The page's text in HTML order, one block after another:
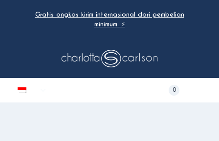
Gratis ongkos kirim internasional dari pembelian
minimum. ⚡
0